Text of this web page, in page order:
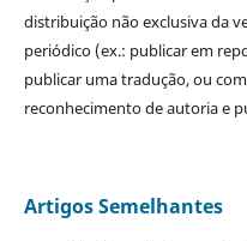
distribuição não exclusiva da
periódico (ex.: publicar em
publicar uma tradução, ou
reconhecimento de autoria e
Artigos Semelhantes